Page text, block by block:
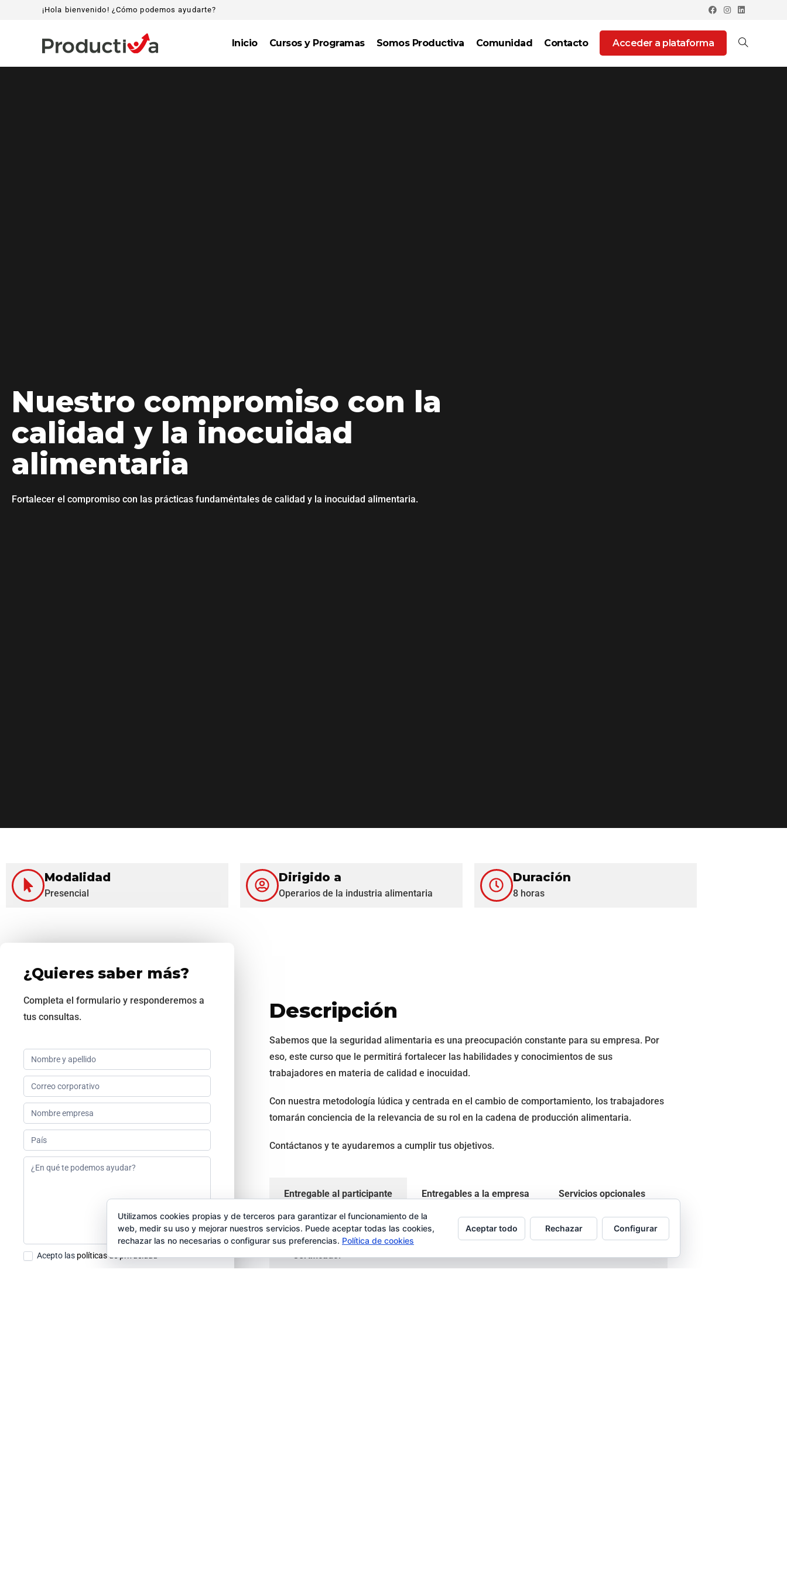
¡Hola bienvenido! ¿Cómo podemos ayudarte?
Inicio Cursos y Programas Somos Productiva Comunidad Contacto Acceder a plataforma
Nuestro compromiso con la
calidad y la inocuidad
alimentaria
Fortalecer el compromiso con las prácticas fundaméntales de calidad y la inocuidad alimentaria.
Modalidad
Presencial
Dirigido a
Operarios de la industria alimentaria
Duración
8 horas
¿Quieres saber más?
Completa el formulario y responderemos a
tus consultas.
Solicitud
info
Acepto las políticas de privacidad
Descripción
Sabemos que la seguridad alimentaria es una preocupación constante para su empresa. Por
eso, este curso que le permitirá fortalecer las habilidades y conocimientos de sus
trabajadores en materia de calidad e inocuidad.
Con nuestra metodología lúdica y centrada en el cambio de comportamiento, los trabajadores
tomarán conciencia de la relevancia de su rol en la cadena de producción alimentaria.
Contáctanos y te ayudaremos a cumplir tus objetivos.
Entregable al participante Entregables a la empresa Servicios opcionales
Set de materiales (apuntes, lápices, bolso).
Certificado.
Utilizamos cookies propias y de terceros para garantizar el funcionamiento de la
web, medir su uso y mejorar nuestros servicios. Puede aceptar todas las cookies,
rechazar las no necesarias o configurar sus preferencias. Política de cookies
Aceptar todo Rechazar Configurar